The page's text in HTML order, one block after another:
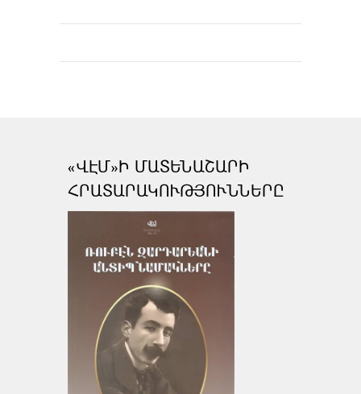
«ՎԷՄ»Ի ՄԱՏԵՆԱՇԱՐԻ
ՀՐԱՏԱՐԱԿՈՒԹՅՈՒՆՆԵՐԸ